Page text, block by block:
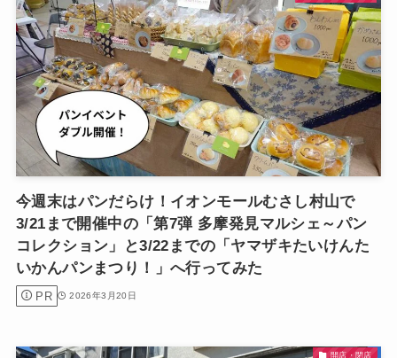
今週末はパンだらけ！イオンモールむさし村山で
3/21まで開催中の「第7弾 多摩発見マルシェ～パン
コレクション」と3/22までの「ヤマザキたいけんた
いかんパンまつり！」へ行ってみた
PR 2026年3月20日
開店・閉店